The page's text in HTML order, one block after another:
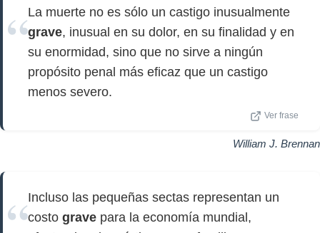
La muerte no es sólo un castigo inusualmente
grave, inusual en su dolor, en su finalidad y en
su enormidad, sino que no sirve a ningún
propósito penal más eficaz que un castigo
menos severo.
Ver frase
William J. Brennan
Incluso las pequeñas sectas representan un
costo grave para la economía mundial,